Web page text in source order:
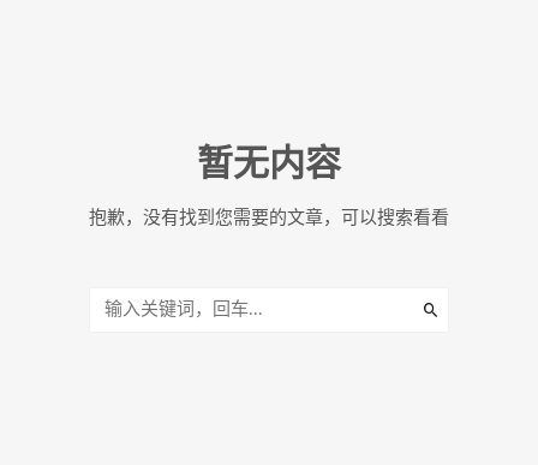
暂无内容
抱歉，没有找到您需要的文章，可以搜索看看